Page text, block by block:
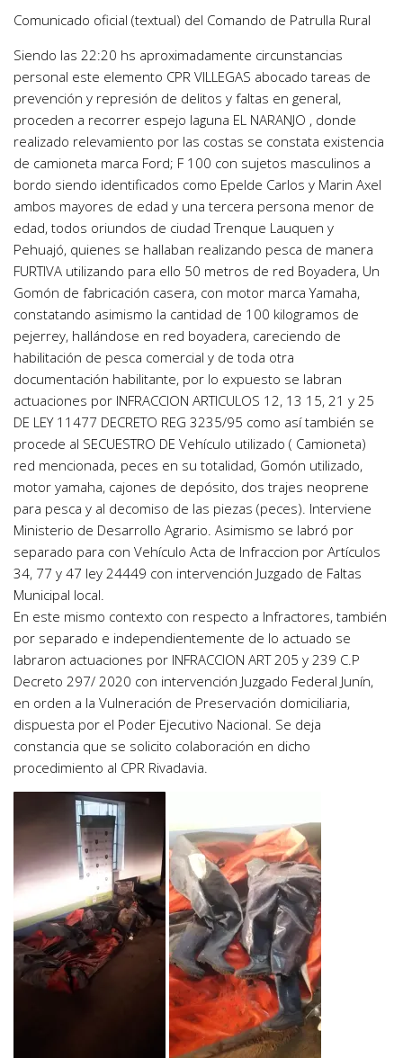
Comunicado oficial (textual) del Comando de Patrulla Rural
Siendo las 22:20 hs aproximadamente circunstancias
personal este elemento CPR VILLEGAS abocado tareas de
prevención y represión de delitos y faltas en general,
proceden a recorrer espejo laguna EL NARANJO , donde
realizado relevamiento por las costas se constata existencia
de camioneta marca Ford; F 100 con sujetos masculinos a
bordo siendo identificados como Epelde Carlos y Marin Axel
ambos mayores de edad y una tercera persona menor de
edad, todos oriundos de ciudad Trenque Lauquen y
Pehuajó, quienes se hallaban realizando pesca de manera
FURTIVA utilizando para ello 50 metros de red Boyadera, Un
Gomón de fabricación casera, con motor marca Yamaha,
constatando asimismo la cantidad de 100 kilogramos de
pejerrey, hallándose en red boyadera, careciendo de
habilitación de pesca comercial y de toda otra
documentación habilitante, por lo expuesto se labran
actuaciones por INFRACCION ARTICULOS 12, 13 15, 21 y 25
DE LEY 11477 DECRETO REG 3235/95 como así también se
procede al SECUESTRO DE Vehículo utilizado ( Camioneta)
red mencionada, peces en su totalidad, Gomón utilizado,
motor yamaha, cajones de depósito, dos trajes neoprene
para pesca y al decomiso de las piezas (peces). Interviene
Ministerio de Desarrollo Agrario. Asimismo se labró por
separado para con Vehículo Acta de Infraccion por Artículos
34, 77 y 47 ley 24449 con intervención Juzgado de Faltas
Municipal local.
En este mismo contexto con respecto a Infractores, también
por separado e independientemente de lo actuado se
labraron actuaciones por INFRACCION ART 205 y 239 C.P
Decreto 297/ 2020 con intervención Juzgado Federal Junín,
en orden a la Vulneración de Preservación domiciliaria,
dispuesta por el Poder Ejecutivo Nacional. Se deja
constancia que se solicito colaboración en dicho
procedimiento al CPR Rivadavia.